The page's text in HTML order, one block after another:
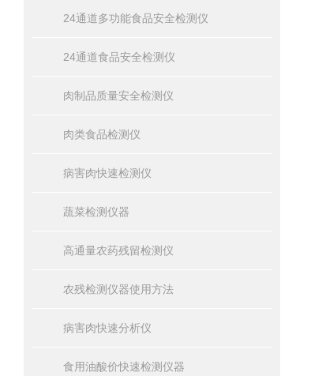
24通道多功能食品安全检测仪
24通道食品安全检测仪
肉制品质量安全检测仪
肉类食品检测仪
病害肉快速检测仪
蔬菜检测仪器
高通量农药残留检测仪
农残检测仪器使用方法
病害肉快速分析仪
食用油酸价快速检测仪器